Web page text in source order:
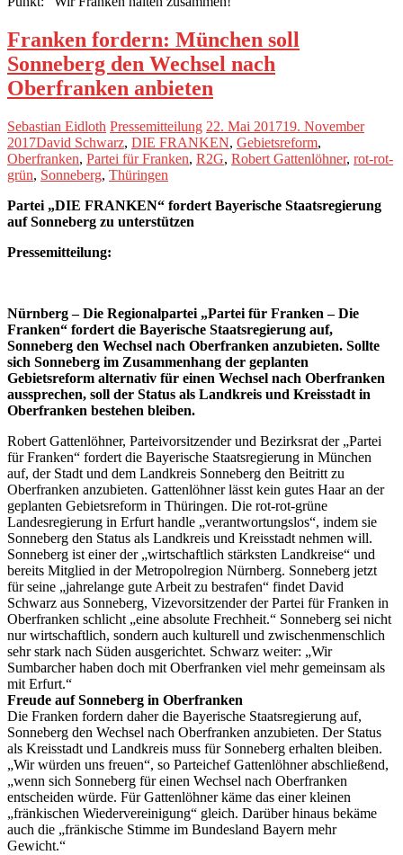
Franken fordern: München soll
Sonneberg den Wechsel nach
Oberfranken anbieten
Sebastian Eidloth Pressemitteilung 22. Mai 201719. November
2017David Schwarz, DIE FRANKEN, Gebietsreform,
Oberfranken, Partei für Franken, R2G, Robert Gattenlöhner, rot-rot-
grün, Sonneberg, Thüringen
Partei „DIE FRANKEN“ fordert Bayerische Staatsregierung
auf Sonneberg zu unterstützen
Pressemitteilung:
Nürnberg – Die Regionalpartei „Partei für Franken – Die
Franken“ fordert die Bayerische Staatsregierung auf,
Sonneberg den Wechsel nach Oberfranken anzubieten. Sollte
sich Sonneberg im Zusammenhang der geplanten
Gebietsreform alternativ für einen Wechsel nach Oberfranken
aussprechen, soll der Status als Landkreis und Kreisstadt in
Oberfranken bestehen bleiben.
Robert Gattenlöhner, Parteivorsitzender und Bezirksrat der „Partei
für Franken“ fordert die Bayerische Staatsregierung in München
auf, der Stadt und dem Landkreis Sonneberg den Beitritt zu
Oberfranken anzubieten. Gattenlöhner lässt kein gutes Haar an der
geplanten Gebietsreform in Thüringen. Die rot-rot-grüne
Landesregierung in Erfurt handle „verantwortungslos“, indem sie
Sonneberg den Status als Landkreis und Kreisstadt nehmen will.
Sonneberg ist einer der „wirtschaftlich stärksten Landkreise“ und
bereits Mitglied in der Metropolregion Nürnberg. Sonneberg jetzt
für seine „jahrelange gute Arbeit zu bestrafen“ findet David
Schwarz aus Sonneberg, Vizevorsitzender der Partei für Franken in
Oberfranken schlicht „eine absolute Frechheit.“ Sonneberg sei nicht
nur wirtschaftlich, sondern auch kulturell und zwischenmenschlich
sehr stark nach Süden ausgerichtet. Schwarz weiter: „Wir
Sumbarcher haben doch mit Oberfranken viel mehr gemeinsam als
mit Erfurt.“
Freude auf Sonneberg in Oberfranken
Die Franken fordern daher die Bayerische Staatsregierung auf,
Sonneberg den Wechsel nach Oberfranken anzubieten. Der Status
als Kreisstadt und Landkreis muss für Sonneberg erhalten bleiben.
„Wir würden uns freuen“, so Parteichef Gattenlöhner abschließend,
„wenn sich Sonneberg für einen Wechsel nach Oberfranken
entscheiden würde. Für Gattenlöhner käme das einer kleinen
„fränkischen Wiedervereinigung“ gleich. Darüber hinaus bekäme
auch die „fränkische Stimme im Bundesland Bayern mehr
Gewicht.“